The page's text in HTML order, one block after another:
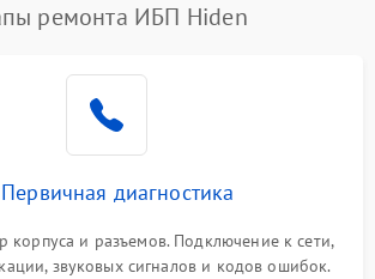
ремонта ИБП Hiden
диагностика
корпуса и разъемов. Подключение к сети,
звуковых сигналов и кодов ошибок.